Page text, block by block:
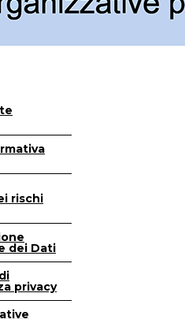
rischi
dei Dati
privacy